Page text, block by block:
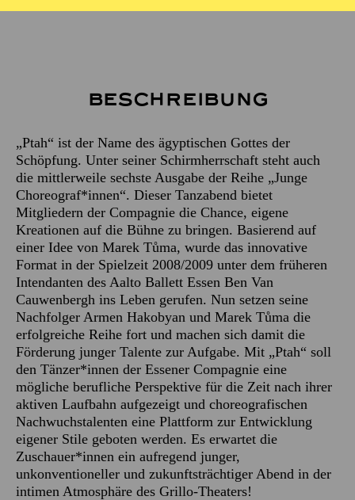
Beschreibung
„Ptah“ ist der Name des ägyptischen Gottes der
Schöpfung. Unter seiner Schirmherrschaft steht auch
die mittlerweile sechste Ausgabe der Reihe „Junge
Choreograf*innen“. Dieser Tanzabend bietet
Mitgliedern der Compagnie die Chance, eigene
Kreationen auf die Bühne zu bringen. Basierend auf
einer Idee von Marek Tůma, wurde das innovative
Format in der Spielzeit 2008/2009 unter dem früheren
Intendanten des Aalto Ballett Essen Ben Van
Cauwenbergh ins Leben gerufen. Nun setzen seine
Nachfolger Armen Hakobyan und Marek Tůma die
erfolgreiche Reihe fort und machen sich damit die
Förderung junger Talente zur Aufgabe. Mit „Ptah“ soll
den Tänzer*innen der Essener Compagnie eine
mögliche berufliche Perspektive für die Zeit nach ihrer
aktiven Laufbahn aufgezeigt und choreografischen
Nachwuchstalenten eine Plattform zur Entwicklung
eigener Stile geboten werden. Es erwartet die
Zuschauer*innen ein aufregend junger,
unkonventioneller und zukunftsträchtiger Abend in der
intimen Atmosphäre des Grillo-Theaters!